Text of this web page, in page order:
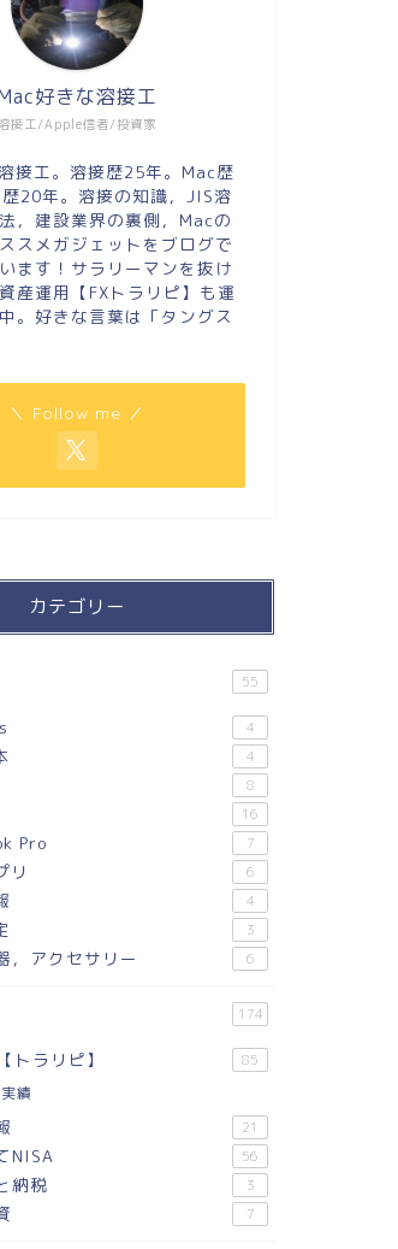
溶接工/Apple信者/投資家
好きな溶接工
接工。溶接歴25年。Mac歴
20年。溶接の知識，JIS溶
，建設業界の裏側，Macの
スメガジェットをブログで
ます！サラリーマンを抜け
産運用【FXトラリピ】も運
。好きな言葉は「タングス
＼ Follow me ／
カテゴリー
55
4
4
8
16
Pro 7
リ 6
4
3
，アクセサリー 6
174
トラリピ】 85
績
21
NISA 56
納税 3
7